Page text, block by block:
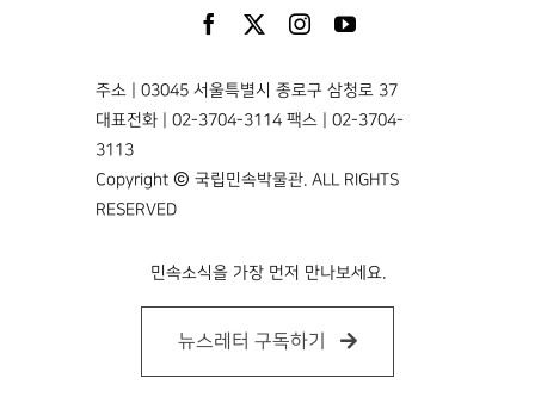
주소 | 03045 서울특별시 종로구 삼청로 37
대표전화 | 02-3704-3114 팩스 | 02-3704-
3113
Copyright © 국립민속박물관. ALL RIGHTS
RESERVED
민속소식을 가장 먼저 만나보세요.
뉴스레터 구독하기